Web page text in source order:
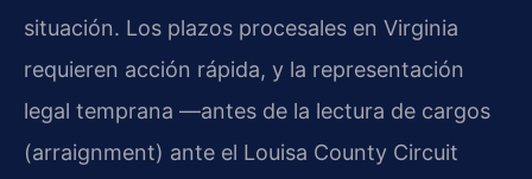
situación. Los plazos procesales en Virginia
requieren acción rápida, y la representación
legal temprana —antes de la lectura de cargos
(arraignment) ante el Louisa County Circuit